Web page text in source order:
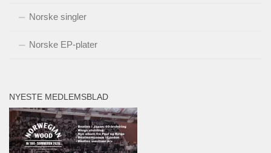
Norske singler
Norske EP-plater
NYESTE MEDLEMSBLAD